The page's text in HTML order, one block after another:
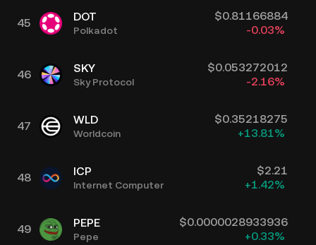
45 DOT
Polkadot
$0.81166884
-0.03%
46 SKY
Sky Protocol
$0.053272012
-2.16%
47 WLD
Worldcoin
$0.35218275
+13.81%
48 ICP
Internet Computer
$2.21
+1.42%
49 PEPE
Pepe
$0.0000028933936
+0.33%